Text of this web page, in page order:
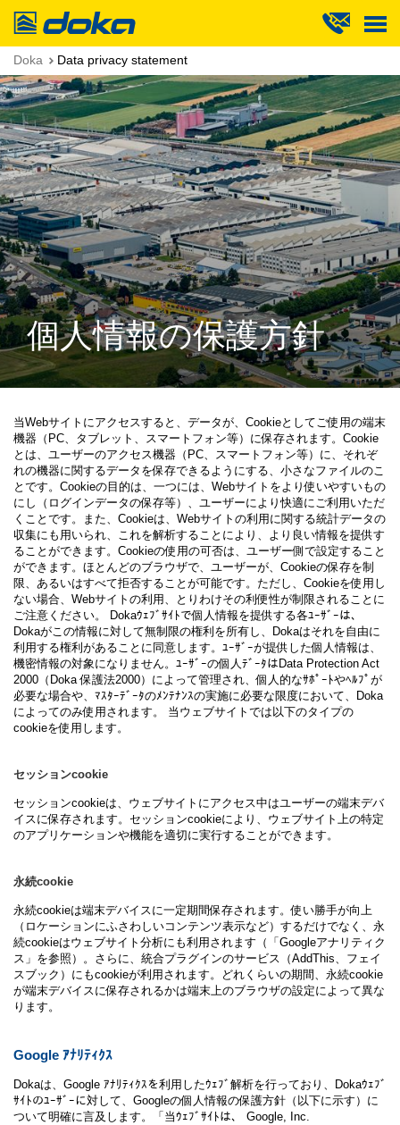
Doka
Doka Data privacy statement
個人情報の保護方針
当Webサイトにアクセスすると、データが、Cookieとしてご使用の端末
機器（PC、タブレット、スマートフォン等）に保存されます。Cookie
とは、ユーザーのアクセス機器（PC、スマートフォン等）に、それぞ
れの機器に関するデータを保存できるようにする、小さなファイルのこ
とです。Cookieの目的は、一つには、Webサイトをより使いやすいもの
にし（ログインデータの保存等）、ユーザーにより快適にご利用いただ
くことです。また、Cookieは、Webサイトの利用に関する統計データの
収集にも用いられ、これを解析することにより、より良い情報を提供す
ることができます。Cookieの使用の可否は、ユーザー側で設定すること
ができます。ほとんどのブラウザで、ユーザーが、Cookieの保存を制
限、あるいはすべて拒否することが可能です。ただし、Cookieを使用し
ない場合、Webサイトの利用、とりわけその利便性が制限されることに
ご注意ください。 Dokaｳｪﾌﾞｻｲﾄで個人情報を提供する各ﾕｰｻﾞｰは、
Dokaがこの情報に対して無制限の権利を所有し、Dokaはそれを自由に
利用する権利があることに同意します。ﾕｰｻﾞｰが提供した個人情報は、
機密情報の対象になりません。ﾕｰｻﾞｰの個人ﾃﾞｰﾀはData Protection Act
2000（Doka 保護法2000）によって管理され、個人的なｻﾎﾟｰﾄやﾍﾙﾌﾟが
必要な場合や、ﾏｽﾀｰﾃﾞｰﾀのﾒﾝﾃﾅﾝｽの実施に必要な限度において、Doka
によってのみ使用されます。 当ウェブサイトでは以下のタイプの
cookieを使用します。
セッションcookie
セッションcookieは、ウェブサイトにアクセス中はユーザーの端末デバ
イスに保存されます。セッションcookieにより、ウェブサイト上の特定
のアプリケーションや機能を適切に実行することができます。
永続cookie
永続cookieは端末デバイスに一定期間保存されます。使い勝手が向上
（ロケーションにふさわしいコンテンツ表示など）するだけでなく、永
続cookieはウェブサイト分析にも利用されます（「Googleアナリティク
ス」を参照）。さらに、統合プラグインのサービス（AddThis、フェイ
スブック）にもcookieが利用されます。どれくらいの期間、永続cookie
が端末デバイスに保存されるかは端末上のブラウザの設定によって異な
ります。
Google ｱﾅﾘﾃｨｸｽ
Dokaは、Google ｱﾅﾘﾃｨｸｽを利用したｳｪﾌﾞ解析を行っており、Dokaｳｪﾌﾞ
ｻｲﾄのﾕｰｻﾞｰに対して、Googleの個人情報の保護方針（以下に示す）に
ついて明確に言及します。「当ｳｪﾌﾞｻｲﾄは、 Google, Inc.